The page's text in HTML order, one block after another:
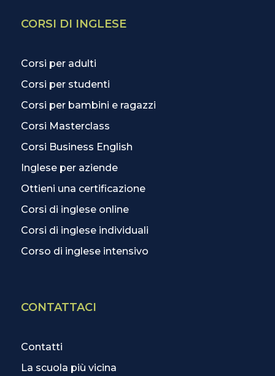
CORSI DI INGLESE
Corsi per adulti
Corsi per studenti
Corsi per bambini e ragazzi
Corsi Masterclass
Corsi Business English
Inglese per aziende
Ottieni una certificazione
Corsi di inglese online
Corsi di inglese individuali
Corso di inglese intensivo
CONTATTACI
Contatti
La scuola più vicina